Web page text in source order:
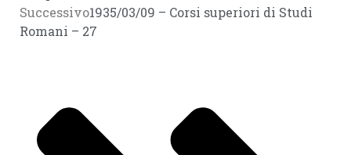
Successivo1935/03/09 – Corsi superiori di Studi
Romani – 27